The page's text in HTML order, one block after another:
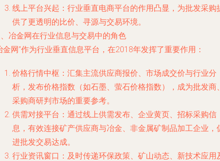
线上平台兴起：行业垂直电商平台的作用凸显，为批发采购
供了更透明的比价、寻源与交易环境。
冶金网在行业信息与交易中的角色
金网”作为行业垂直信息平台，在2018年发挥了重要作用：
价格行情中枢：汇集主流供应商报价、市场成交价与行业分
析，发布价格指数（如石墨、萤石价格指数），成为批发商
采购商研判市场的重要参考。
供需对接平台：通过线上供需发布、企业黄页、招标采购信
息，有效连接矿产供应商与冶金、非金属矿制品加工企业，
进批发交易达成。
行业资讯窗口：及时传递环保政策、矿山动态、新技术应用